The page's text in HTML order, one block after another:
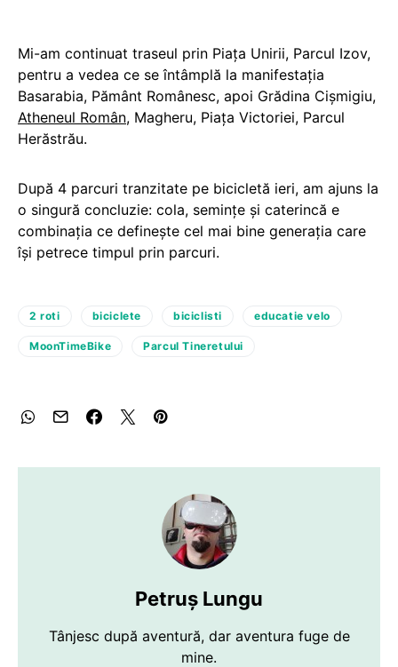
Mi-am continuat traseul prin Piața Unirii, Parcul Izov,
pentru a vedea ce se întâmplă la manifestația
Basarabia, Pământ Românesc, apoi Grădina Cișmigiu,
Atheneul Român, Magheru, Piața Victoriei, Parcul
Herăstrău.
După 4 parcuri tranzitate pe bicicletă ieri, am ajuns la
o singură concluzie: cola, semințe și caterincă e
combinația ce definește cel mai bine generația care
își petrece timpul prin parcuri.
2 roti biciclete biciclisti educatie velo
MoonTimeBike Parcul Tineretului
Petruș Lungu
Tânjesc după aventură, dar aventura fuge de
mine.